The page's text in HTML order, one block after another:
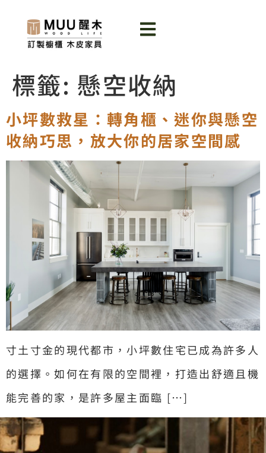
標籤: 懸空收納
小坪數救星：轉角櫃、迷你與懸空
收納巧思，放大你的居家空間感
寸土寸金的現代都市，小坪數住宅已成為許多人
的選擇。如何在有限的空間裡，打造出舒適且機
能完善的家，是許多屋主面臨 […]